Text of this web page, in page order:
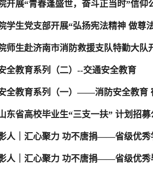
开展“青春逢盛世，奋斗正当时”信仰
学生党支部开展“弘扬宪法精神 做尊
师生赴济南市消防救援支队特勤大队
全教育系列（二）--交通安全教育
全教育系列（一）——消防安全教育
东省高校毕业生“三支一扶” 计划招募
人｜汇心聚力 功不唐捐——省级优秀
人｜汇心聚力 功不唐捐——省级优秀